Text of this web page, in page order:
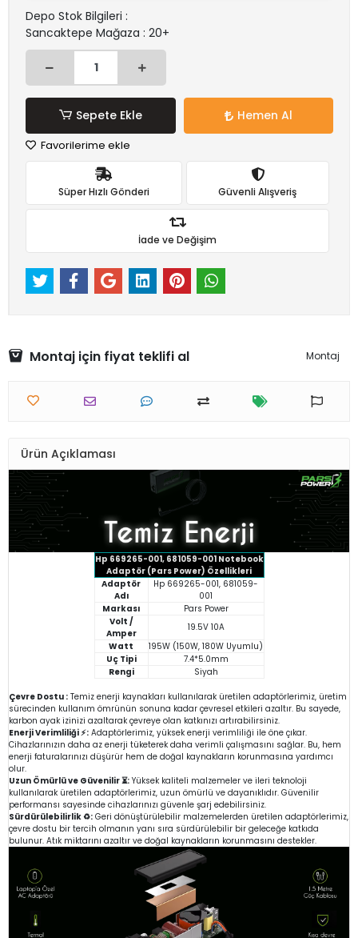
Depo Stok Bilgileri :
Sancaktepe Mağaza : 20+
Sepete Ekle Hemen Al
Favorilerime ekle
Süper Hızlı Gönderi Güvenli Alışveriş
İade ve Değişim
Montaj için fiyat teklifi al Montaj
Ürün Açıklaması
Hp 669265-001, 681059-001 Notebook
Adaptör (Pars Power) Özellikleri
Adaptör
Adı
Hp 669265-001, 681059-
001
Markası
Pars Power
Volt /
Amper
19.5V 10A
Watt
195W (150W, 180W Uyumlu)
Uç Tipi
7.4*5.0mm
Rengi
Siyah
Çevre Dostu : Temiz enerji kaynakları kullanılarak üretilen adaptörlerimiz, üretim
sürecinden kullanım ömrünün sonuna kadar çevresel etkileri azaltır. Bu sayede,
karbon ayak izinizi azaltarak çevreye olan katkınızı artırabilirsiniz.
Enerji Verimliliği ⚡: Adaptörlerimiz, yüksek enerji verimliliği ile öne çıkar.
Cihazlarınızın daha az enerji tüketerek daha verimli çalışmasını sağlar. Bu, hem
enerji faturalarınızı düşürür hem de doğal kaynakların korunmasına yardımcı
olur.
Uzun Ömürlü ve Güvenilir ⏳: Yüksek kaliteli malzemeler ve ileri teknoloji
kullanılarak üretilen adaptörlerimiz, uzun ömürlü ve dayanıklıdır. Güvenilir
performansı sayesinde cihazlarınızı güvenle şarj edebilirsiniz.
Sürdürülebilirlik ♻️: Geri dönüştürülebilir malzemelerden üretilen adaptörlerimiz,
çevre dostu bir tercih olmanın yanı sıra sürdürülebilir bir geleceğe katkıda
bulunur. Atık miktarını azaltır ve doğal kaynakların korunmasını destekler.